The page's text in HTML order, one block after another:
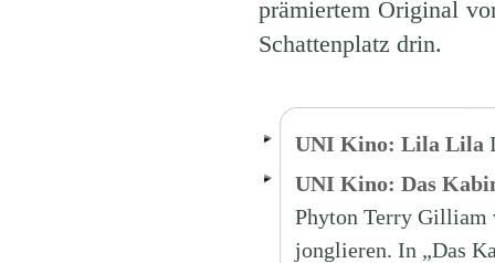
prämiertem Original
Schattenplatz drin.
UNI Kino: Lila Lila
UNI Kino: Das
Phyton Terry Gilliam
jonglieren. In „Das